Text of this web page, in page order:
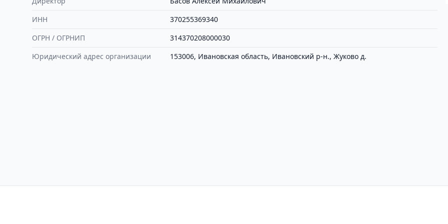
ИНН
370255369340
ОГРН / ОГРНИП
314370208000030
Юридический адрес организации
153006, Ивановская область, Ивановский р-н., Жуково д.